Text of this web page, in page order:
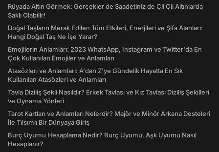
Rüyada Altın Görmek: Gerçekler de Saadetiniz de Çil Çil Altınlarda
Saklı Olabilir!
Doğal Taşların Merak Edilen Tüm Etkileri, Enerjileri ve Şifa Alanları:
Hangi Doğal Taş Ne İşe Yarar?
Emojilerin Anlamları: 2023 WhatsApp, Instagram ve Twitter'da En
Çok Kullanılan Emojiler ve Anlamları
Atasözleri ve Anlamları: A'dan Z'ye Gündelik Hayatta En Sık
Kullanılan Atasözleri ve Anlamları
Tavla Diziliş Şekli Nasıldır? Erkek Tavlası ve Kız Tavlası Diziliş Şekilleri
ve Oynama Yönleri
Tarot Kartları ve Anlamları Nelerdir? Majör ve Minör Arkana Desteleri
İle Tılsımlı Bir Dünyaya Giriş
Burç Uyumu Hesaplama Nedir? Burç Uyumu, Aşk Uyumu Nasıl
Hesaplanır?